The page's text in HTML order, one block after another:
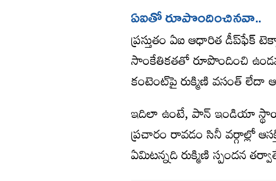
ఏఐతో రూపొందించిన‌వా..
ప్రస్తుతం ఏఐ ఆధారిత డీప్‌ఫేక్
సాంకేతికతతో రూపొందించి
కంటెంట్‌పై రుక్మిణి వసంత్ లేదా
ఇదిలా ఉంటే, పాన్ ఇండియా
ప్రచారం రావడం సినీ వర్గాల్లో
ఏమిటన్నది రుక్మిణి స్పందన